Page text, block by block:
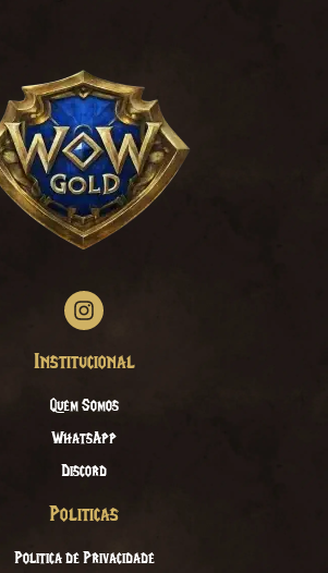
Institucional
Quem Somos
WhatsApp
Discord
Politicas
Politica de Privacidade